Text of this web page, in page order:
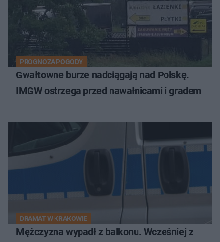
PROGNOZA POGODY
Gwałtowne burze nadciągają nad Polskę.
IMGW ostrzega przed nawałnicami i gradem
DRAMAT W KRAKOWIE
Mężczyzna wypadł z balkonu. Wcześniej z